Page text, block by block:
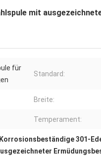
mit
für
Standard:
Breite:
Temperament:
Korrosionsbeständige 301-